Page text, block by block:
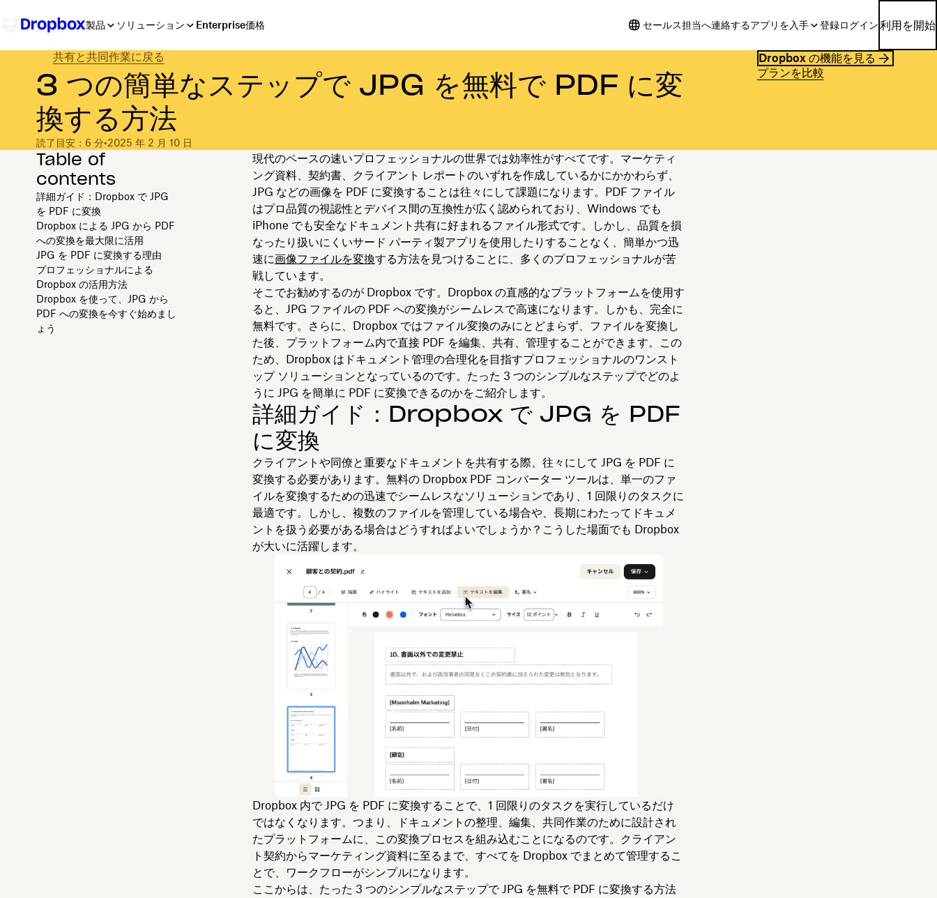
製品 ソリューション Enterprise価格 セールス担当へ連絡するアプリを入手 登録ログイン利用を開始
共有と共同作業に戻る
3 つの簡単なステップで JPG を無料で PDF に変
換する方法
読了目安：6 分•2025 年 2 月 10 日
Dropbox の機能を見る
プランを比較
Table of
contents
詳細ガイド：Dropbox で JPG
を PDF に変換
Dropbox による JPG から PDF
への変換を最大限に活用
JPG を PDF に変換する理由
プロフェッショナルによる
Dropbox の活用方法
Dropbox を使って、JPG から
PDF への変換を今すぐ始めまし
ょう
現代のペースの速いプロフェッショナルの世界では効率性がすべてです。マーケティ
ング資料、契約書、クライアント レポートのいずれを作成しているかにかかわらず、
JPG などの画像を PDF に変換することは往々にして課題になります。PDF ファイル
はプロ品質の視認性とデバイス間の互換性が広く認められており、Windows でも
iPhone でも安全なドキュメント共有に好まれるファイル形式です。しかし、品質を損
なったり扱いにくいサード パーティ製アプリを使用したりすることなく、簡単かつ迅
速に画像ファイルを変換する方法を見つけることに、多くのプロフェッショナルが苦
戦しています。
そこでお勧めするのが Dropbox です。Dropbox の直感的なプラットフォームを使用す
ると、JPG ファイルの PDF への変換がシームレスで高速になります。しかも、完全に
無料です。さらに、Dropbox ではファイル変換のみにとどまらず、ファイルを変換し
た後、プラットフォーム内で直接 PDF を編集、共有、管理することができます。この
ため、Dropbox はドキュメント管理の合理化を目指すプロフェッショナルのワンスト
ップ ソリューションとなっているのです。たった 3 つのシンプルなステップでどのよ
うに JPG を簡単に PDF に変換できるのかをご紹介します。
詳細ガイド：Dropbox で JPG を PDF
に変換
クライアントや同僚と重要なドキュメントを共有する際、往々にして JPG を PDF に
変換する必要があります。無料の Dropbox PDF コンバーター ツールは、単一のファ
イルを変換するための迅速でシームレスなソリューションであり、1 回限りのタスクに
最適です。しかし、複数のファイルを管理している場合や、長期にわたってドキュメ
ントを扱う必要がある場合はどうすればよいでしょうか？こうした場面でも Dropbox
が大いに活躍します。
Dropbox 内で JPG を PDF に変換することで、1 回限りのタスクを実行しているだけ
ではなくなります。つまり、ドキュメントの整理、編集、共同作業のために設計され
たプラットフォームに、この変換プロセスを組み込むことになるのです。クライアン
ト契約からマーケティング資料に至るまで、すべてを Dropbox でまとめて管理するこ
とで、ワークフローがシンプルになります。
ここからは、たった 3 つのシンプルなステップで JPG を無料で PDF に変換する方法